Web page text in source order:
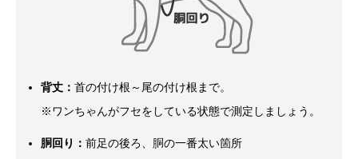
背丈： 首の付け根～尾の付け根まで。
※ワンちゃんがフセをしている状態で測定しましょう。
胴回り： 前足の後ろ、胴の一番太い箇所